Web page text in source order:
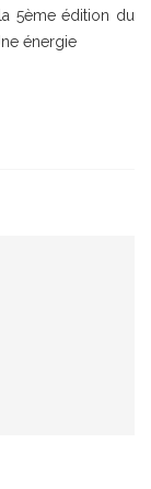
5ème édition du
énergie